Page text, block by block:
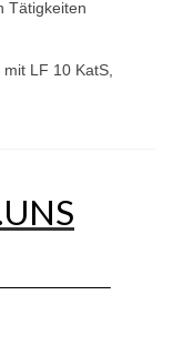
Tätigkeiten
LF 10 KatS,